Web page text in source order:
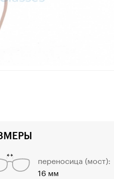
переносица (мост):
16 мм